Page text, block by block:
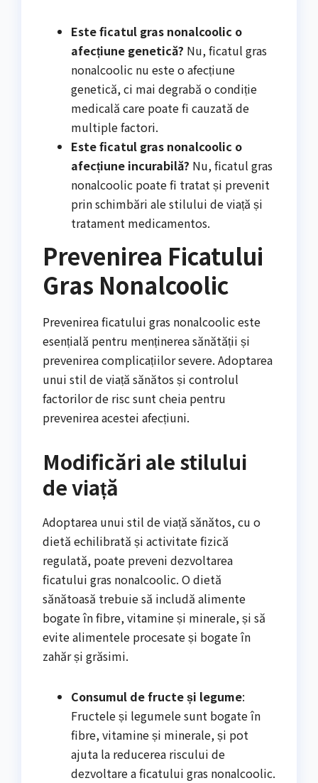
Este ficatul gras nonalcoolic o
afecțiune genetică? Nu, ficatul gras
nonalcoolic nu este o afecțiune
genetică, ci mai degrabă o condiție
medicală care poate fi cauzată de
multiple factori.
Este ficatul gras nonalcoolic o
afecțiune incurabilă? Nu, ficatul gras
nonalcoolic poate fi tratat și prevenit
prin schimbări ale stilului de viață și
tratament medicamentos.
Prevenirea Ficatului
Gras Nonalcoolic
Prevenirea ficatului gras nonalcoolic este
esențială pentru menținerea sănătății și
prevenirea complicațiilor severe. Adoptarea
unui stil de viață sănătos și controlul
factorilor de risc sunt cheia pentru
prevenirea acestei afecțiuni.
Modificări ale stilului
de viață
Adoptarea unui stil de viață sănătos, cu o
dietă echilibrată și activitate fizică
regulată, poate preveni dezvoltarea
ficatului gras nonalcoolic. O dietă
sănătoasă trebuie să includă alimente
bogate în fibre, vitamine și minerale, și să
evite alimentele procesate și bogate în
zahăr și grăsimi.
Consumul de fructe și legume:
Fructele și legumele sunt bogate în
fibre, vitamine și minerale, și pot
ajuta la reducerea riscului de
dezvoltare a ficatului gras nonalcoolic.